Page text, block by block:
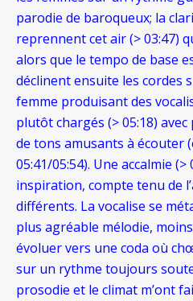
parodie de baroqueux; la
reprennent cet air (> 03:47)
alors que le tempo de base
déclinent ensuite les cordes
femme produisant des
plutôt chargés (> 05:18)
de tons amusants à écouter
05:41/05:54). Une accalmie
inspiration, compte tenu de
différents. La vocalise se
plus agréable mélodie,
évoluer vers une coda où
sur un rythme toujours
prosodie et le climat m’ont